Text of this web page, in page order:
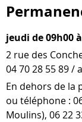
jeudi de 09h00
2 rue des
04 70 28 55 89 /
En dehors de la
ou télé­phone :
Moulins), 06 22